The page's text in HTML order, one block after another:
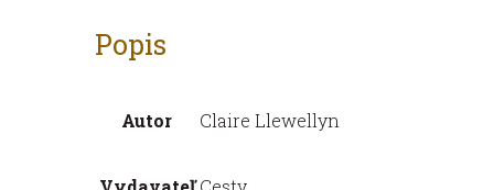
Popis
Autor Claire Llewellyn